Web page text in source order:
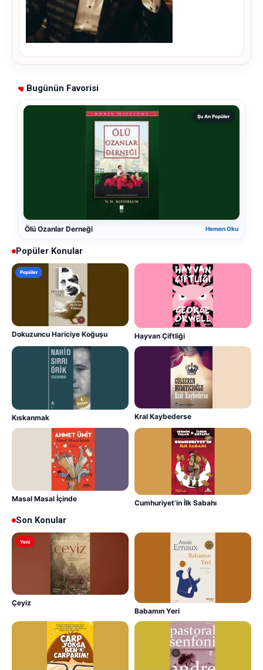
Bugünün Favorisi
Şu An Popüler
Ölü Ozanlar Derneği Hemen Oku
Popüler Konular
Popüler
Dokuzuncu Hariciye Koğuşu Hayvan Çiftliği
Kıskanmak Kral Kaybederse
Masal Masal İçinde
Cumhuriyet’in İlk Sabahı
Son Konular
Yeni
Çeyiz
Babamın Yeri